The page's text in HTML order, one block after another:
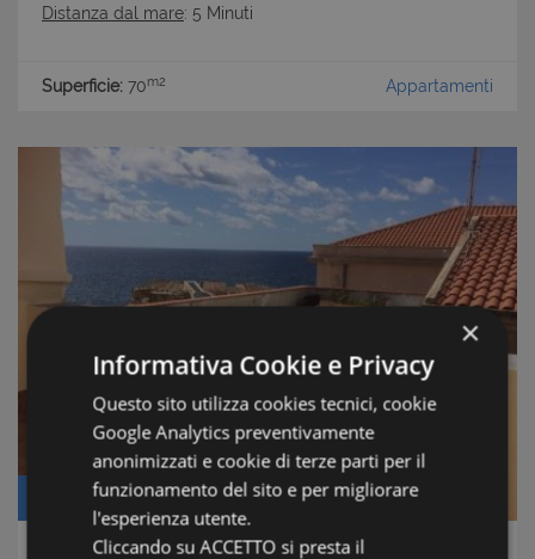
Distanza dal mare: 5 Minuti
Superficie: 70m2 Appartamenti
Prezzo: € 250.000
×
Informativa Cookie e Privacy
Questo sito utilizza cookies tecnici, cookie
Google Analytics preventivamente
anonimizzati e cookie di terze parti per il
funzionamento del sito e per migliorare
l'esperienza utente.
Cliccando su ACCETTO si presta il